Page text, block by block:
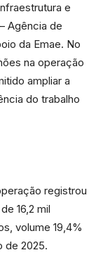
e
Agência de
da Emae. No
na operação
ampliar a
do trabalho
registrou
16,2 mil
volume 19,4%
de 2025.